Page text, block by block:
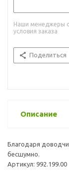
Наши менеджеры
условия заказа
Поделиться
Описание
Благодаря
бесшумно.
Артикул: 992.199.00